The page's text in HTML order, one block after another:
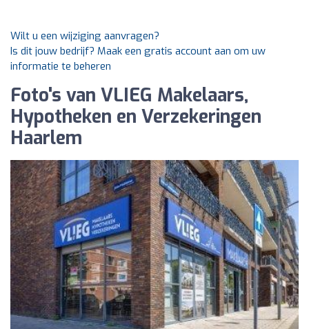
Wilt u een wijziging aanvragen?
Is dit jouw bedrijf? Maak een gratis account aan om uw
informatie te beheren
Foto's van VLIEG Makelaars,
Hypotheken en Verzekeringen
Haarlem